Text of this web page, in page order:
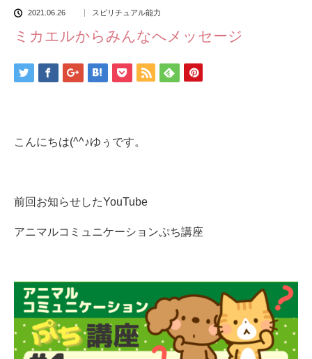
2021.06.26 スピリチュアル能力
ミカエルからみんなへメッセージ
こんにちは(^^♪ゆぅです。
前回お知らせしたYouTube
アニマルコミュニケーションぷち講座